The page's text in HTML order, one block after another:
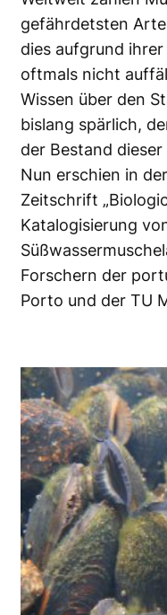
gefährdetsten
dies aufgrund
oftmals nicht
Wissen über den
bislang spärlich,
der Bestand
Nun erschien in
Zeitschrift
Katalogisierung
Forschern der
Porto und der TU